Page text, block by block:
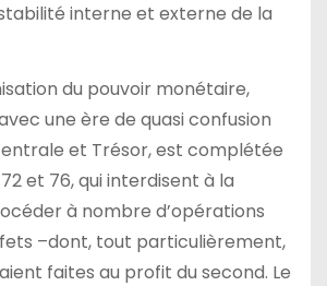
interne et externe de la
du pouvoir monétaire,
une ère de quasi confusion
et Trésor, est complétée
et 76, qui interdisent à la
à nombre d’opérations
–dont, tout particulièrement,
faites au profit du second. Le